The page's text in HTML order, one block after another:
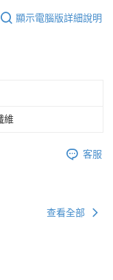
顯示電腦版詳細說明
維
客服
查看全部